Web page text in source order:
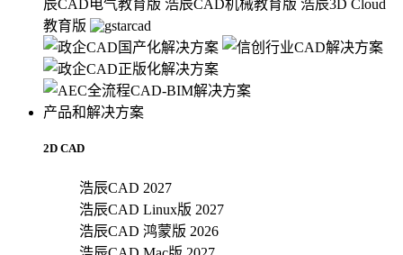
辰CAD电气教育版 浩辰CAD机械教育版 浩辰3D Cloud
教育版
产品和解决方案
2D CAD
浩辰CAD 2027
浩辰CAD Linux版 2027
浩辰CAD 鸿蒙版 2026